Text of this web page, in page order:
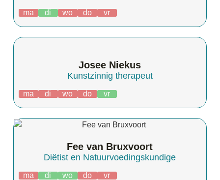
ma di wo do vr
Josee Niekus
Kunstzinnig therapeut
ma di wo do vr
Fee van Bruxvoort
Diëtist en Natuurvoedingskundige
ma di wo do vr